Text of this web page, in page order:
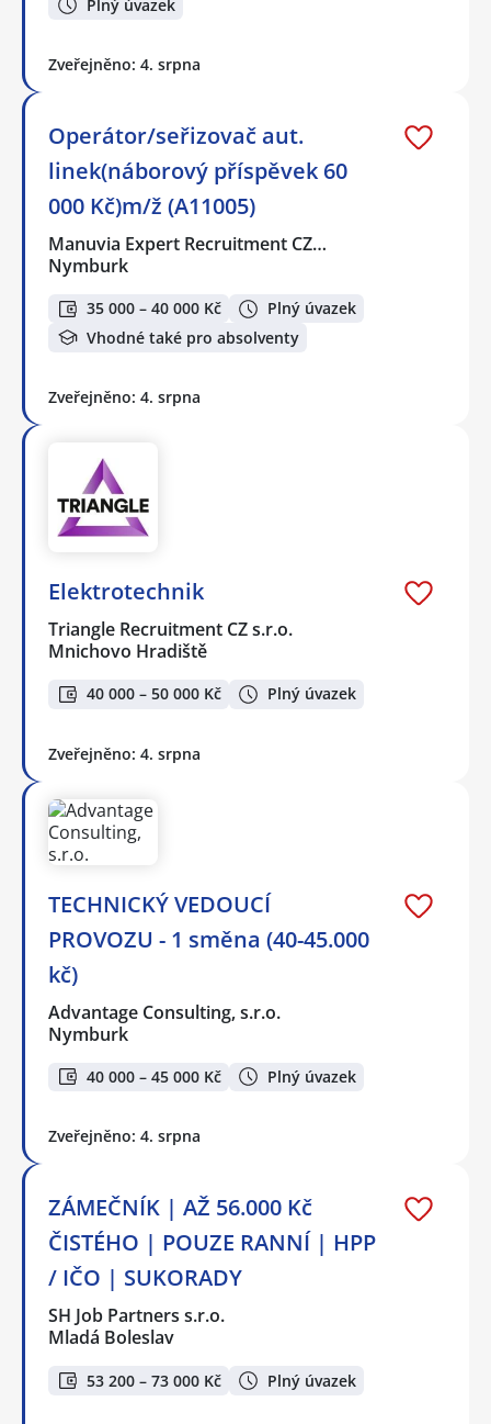
Plný úvazek
Zveřejněno: 4. srpna
Operátor/seřizovač aut.
linek(náborový příspěvek 60
000 Kč)m/ž (A11005)
Manuvia Expert Recruitment CZ…
Nymburk
35 000 – 40 000 Kč
Plný úvazek
Vhodné také pro absolventy
Zveřejněno: 4. srpna
Elektrotechnik
Triangle Recruitment CZ s.r.o.
Mnichovo Hradiště
40 000 – 50 000 Kč Plný úvazek
Zveřejněno: 4. srpna
TECHNICKÝ VEDOUCÍ
PROVOZU - 1 směna (40-45.000
kč)
Advantage Consulting, s.r.o.
Nymburk
40 000 – 45 000 Kč Plný úvazek
Zveřejněno: 4. srpna
ZÁMEČNÍK | AŽ 56.000 Kč
ČISTÉHO | POUZE RANNÍ | HPP
/ IČO | SUKORADY
SH Job Partners s.r.o.
Mladá Boleslav
53 200 – 73 000 Kč Plný úvazek